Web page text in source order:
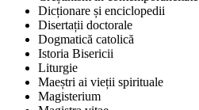
Dicționare și enciclopedii
Disertații doctorale
Dogmatică catolică
Istoria Bisericii
Liturgie
Maeștri ai vieții spirituale
Magisterium